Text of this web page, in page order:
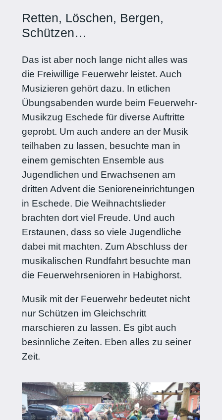
Retten, Löschen, Bergen,
Schützen…
Das ist aber noch lange nicht alles was
die Freiwillige Feuerwehr leistet. Auch
Musizieren gehört dazu. In etlichen
Übungsabenden wurde beim Feuerwehr-
Musikzug Eschede für diverse Auftritte
geprobt. Um auch andere an der Musik
teilhaben zu lassen, besuchte man in
einem gemischten Ensemble aus
Jugendlichen und Erwachsenen am
dritten Advent die Senioreneinrichtungen
in Eschede. Die Weihnachtslieder
brachten dort viel Freude. Und auch
Erstaunen, dass so viele Jugendliche
dabei mit machten. Zum Abschluss der
musikalischen Rundfahrt besuchte man
die Feuerwehrsenioren in Habighorst.
Musik mit der Feuerwehr bedeutet nicht
nur Schützen im Gleichschritt
marschieren zu lassen. Es gibt auch
besinnliche Zeiten. Eben alles zu seiner
Zeit.